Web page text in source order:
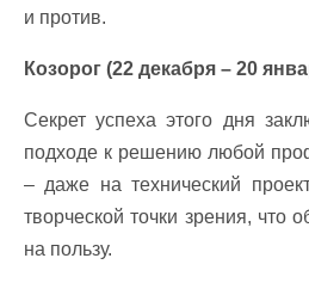
и против.
Козорог (22 декабря – 20
Секрет успеха этого дня
подходе к решению любой
– даже на технический
творческой точки зрения, что
на пользу.